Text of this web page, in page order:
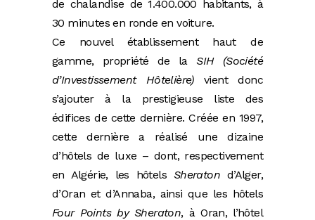
de chalandise de 1.400.000 habitants, à
30 minutes en ronde en voiture.
Ce nouvel établissement haut de
gamme, propriété de laSIH (Société
d’Investissement Hôtelière)vient donc
s’ajouter à la prestigieuse liste des
édifices de cette dernière. Créée en 1997,
cette dernière a réalisé une dizaine
d’hôtels de luxe – dont, respectivement
en Algérie, les hôtels Sheraton d’Alger,
d’Oran et d’Annaba, ainsi que les hôtels
Four Points by Sheraton, à Oran, l’hôtel